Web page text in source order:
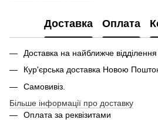
Доставка Оплата
Доставка на найближче
Кур'єрська доставка Новою
Самовивіз.
Більше інформації про доставку
Оплата за реквізитами